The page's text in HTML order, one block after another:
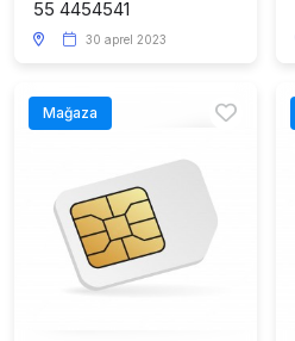
55 4454541
30 aprel 2023
Mağaza